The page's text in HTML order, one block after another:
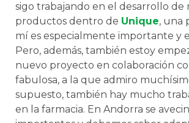
sigo trabajando en el desarrollo de
productos dentro de Unique, una
mí es especialmente importante y
Pero, además, también estoy
nuevo proyecto en colaboración
fabulosa, a la que admiro
supuesto, también hay mucho
en la farmacia. En Andorra se